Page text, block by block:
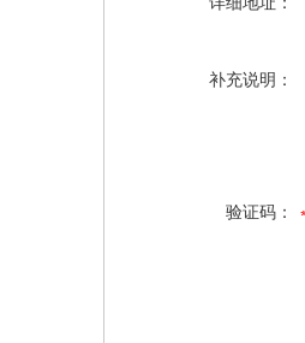
补充说明：
验证码：